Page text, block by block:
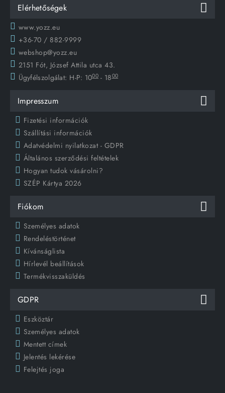
Elérhetőségek
www.yozz.eu
+36-70 / 882-9999
webshop@yozz.eu
2151 Fót, József Attila utca 43.
Ügyfélszolgálat: H-P: 1000 - 1800
Impresszum
Fizetési információk
Szállítási információk
Adatvédelmi nyilatkozat - GDPR
Általános szerződési feltételek
Hogyan tudok vásárolni?
SZÉP Kártya 2026
Fiókom
Személyes adatok
Rendeléstörténet
Kívánságlista
Hírlevél beállítások
Termékvisszaküldés
GDPR
Eszköztár
Személyes adatok
Mentett címek
Jelentés lekérése
Felejtés joga